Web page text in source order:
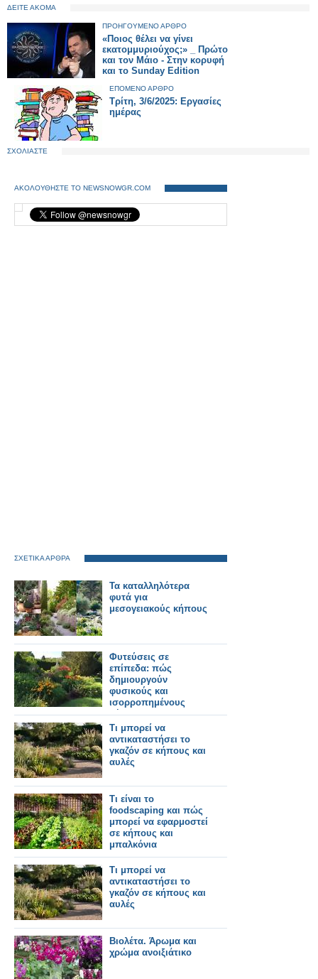
ΔΕΙΤΕ ΑΚΟΜΑ
ΠΡΟΗΓΟΥΜΕΝΟ ΑΡΘΡΟ
«Ποιος θέλει να γίνει
εκατομμυριούχος;» _ Πρώτο
και τον Μάιο - Στην κορυφή
και το Sunday Edition
ΕΠΟΜΕΝΟ ΑΡΘΡΟ
Τρίτη, 3/6/2025: Εργασίες
ημέρας
ΣΧΟΛΙΑΣΤΕ
ΑΚΟΛΟΥΘΗΣΤΕ ΤΟ NEWSNOWGR.COM
ΣΧΕΤΙΚΑ ΑΡΘΡΑ
Τα καταλληλότερα
φυτά για
μεσογειακούς κήπους
Φυτεύσεις σε
επίπεδα: πώς
δημιουργούν
φυσικούς και
ισορροπημένους
κήπους
Τι μπορεί να
αντικαταστήσει το
γκαζόν σε κήπους και
αυλές
Τι είναι το
foodscaping και πώς
μπορεί να εφαρμοστεί
σε κήπους και
μπαλκόνια
Τι μπορεί να
αντικαταστήσει το
γκαζόν σε κήπους και
αυλές
Βιολέτα. Άρωμα και
χρώμα ανοιξιάτικο